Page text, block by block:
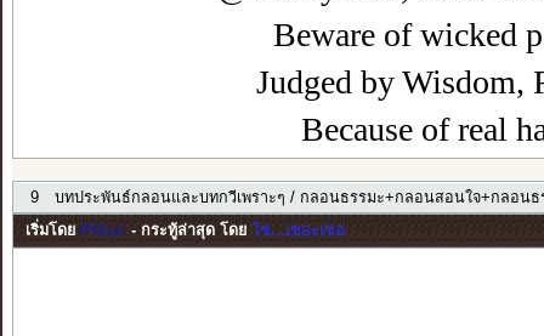
Beware of wicked
Judged by Wisdom,
Because of real
9 บทประพันธ์กลอนและบทกวีเพราะๆ / กลอนธรรมะ+กลอนสอนใจ+กลอน
เริ่มโดย PIKuL- กระทู้ล่าสุด โดย โซ...เซอะเซอ